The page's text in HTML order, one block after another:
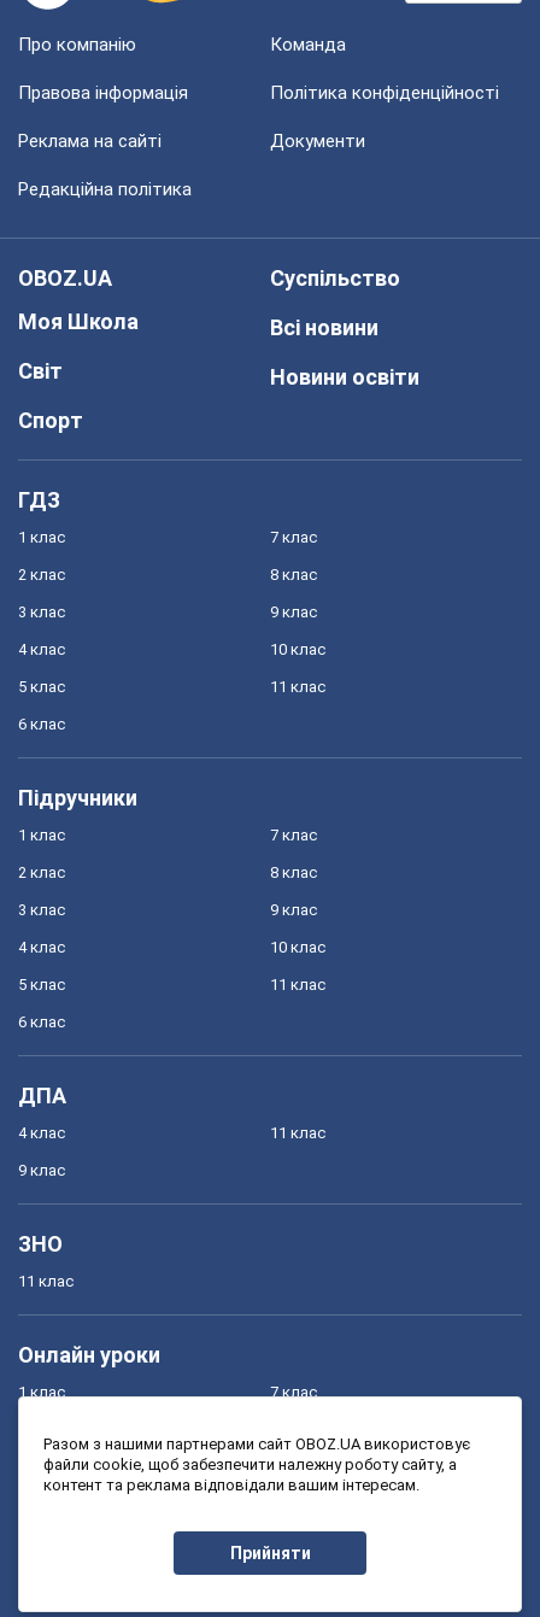
Про компанію Команда
Правова інформація Політика конфіденційності
Реклама на сайті Документи
Редакційна політика
OBOZ.UA
Моя Школа
Світ
Спорт
Суспільство
Всі новини
Новини освіти
ГДЗ
1 клас
2 клас
3 клас
4 клас
5 клас
6 клас
7 клас
8 клас
9 клас
10 клас
11 клас
Підручники
1 клас
2 клас
3 клас
4 клас
5 клас
6 клас
7 клас
8 клас
9 клас
10 клас
11 клас
ДПА
4 клас
9 клас
11 клас
ЗНО
11 клас
Онлайн уроки
1 клас
3 клас
7 клас
9 клас
Разом з нашими партнерами сайт OBOZ.UA використовує
файли cookie, щоб забезпечити належну роботу сайту, а
контент та реклама відповідали вашим інтересам.
Прийняти